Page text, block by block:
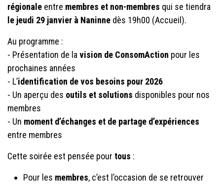
régionale entre membres et non-membres qui se tiendra
le jeudi 29 janvier à Naninne dès 19h00 (Accueil).
Au programme :
- Présentation de la vision de ConsomAction pour les
prochaines années
- L’identification de vos besoins pour 2026
- Un aperçu des outils et solutions disponibles pour nos
membres
- Un moment d’échanges et de partage d’expériences
entre membres
Cette soirée est pensée pour tous :
Pour les membres, c’est l’occasion de se retrouver